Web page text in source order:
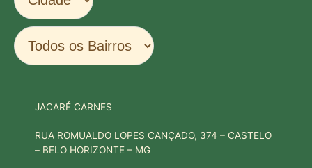
JACARÉ CARNES
RUA ROMUALDO LOPES CANÇADO, 374 – CASTELO
– BELO HORIZONTE – MG